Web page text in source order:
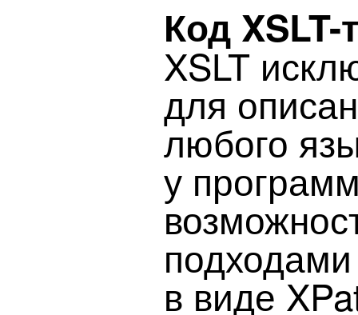
Код
XSLT
для
любого
у
в виде